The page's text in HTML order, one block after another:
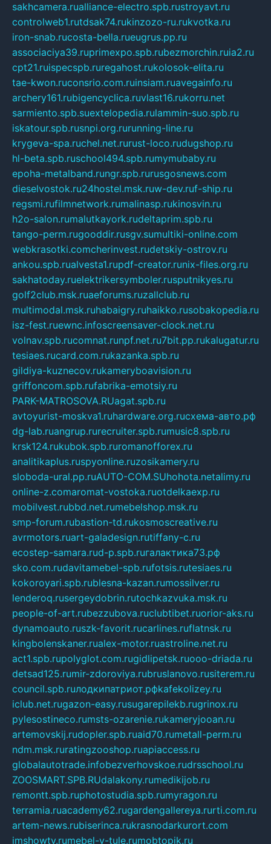
sakhcamera.rualliance-electro.spb.rustroyavt.ru
controlweb1.rutdsak74.rukinzozo-ru.rukvotka.ru
iron-snab.rucosta-bella.rueugrus.pp.ru
associaciya39.ruprimexpo.spb.rubezmorchin.ruia2.ru
cpt21.ruispecspb.ruregahost.rukolosok-elita.ru
tae-kwon.ruconsrio.com.ruinsiam.ruavegainfo.ru
archery161.rubigencyclica.ruvlast16.rukorru.net
sarmiento.spb.suextelopedia.rulammin-suo.spb.ru
iskatour.spb.rusnpi.org.rurunning-line.ru
krygeva-spa.ruchel.net.rurust-loco.rudugshop.ru
hl-beta.spb.ruschool494.spb.rumymubaby.ru
epoha-metalband.rungr.spb.rurusgosnews.com
dieselvostok.ru24hostel.msk.ruw-dev.ruf-ship.ru
regsmi.rufilmnetwork.rumalinasp.rukinosvin.ru
h2o-salon.rumalutkayork.rudeltaprim.spb.ru
tango-perm.rugooddir.rusgv.sumultiki-online.com
webkrasotki.comcherinvest.rudetskiy-ostrov.ru
ankou.spb.rualvesta1.rupdf-creator.runix-files.org.ru
sakhatoday.ruelektrikersymboler.rusputnikyes.ru
golf2club.msk.ruaeforums.ruzallclub.ru
multimodal.msk.ruhabaigry.ruhaikko.rusobakopedia.ru
isz-fest.ruewnc.infoscreensaver-clock.net.ru
volnav.spb.rucomnat.runpf.net.ru7bit.pp.rukalugatur.ru
tesiaes.rucard.com.rukazanka.spb.ru
gildiya-kuznecov.rukameryboavision.ru
griffoncom.spb.rufabrika-emotsiy.ru
PARK-MATROSOVA.RUagat.spb.ru
avtoyurist-moskva1.ruhardware.org.ruсхема-авто.рф
dg-lab.ruangrup.rurecruiter.spb.rumusic8.spb.ru
krsk124.rukubok.spb.ruromanofforex.ru
analitikaplus.ruspyonline.ruzosikamery.ru
sloboda-ural.pp.ruAUTO-COM.SUhohota.netalimy.ru
online-z.comaromat-vostoka.ruotdelkaexp.ru
mobilvest.rubbd.net.rumebelshop.msk.ru
smp-forum.rubastion-td.rukosmoscreative.ru
avrmotors.ruart-galadesign.rutiffany-c.ru
ecostep-samara.rud-p.spb.ruгалактика73.рф
sko.com.rudavitamebel-spb.rufotsis.rutesiaes.ru
kokoroyari.spb.rublesna-kazan.rumossilver.ru
lenderoq.rusergeydobrin.rutochkazvuka.msk.ru
people-of-art.rubezzubova.ruclubtibet.ruorior-aks.ru
dynamoauto.ruszk-favorit.rucarlines.ruflatnsk.ru
kingbolenskaner.rualex-motor.ruastroline.net.ru
act1.spb.rupolyglot.com.rugidlipetsk.ruooo-driada.ru
detsad125.rumir-zdoroviya.rubruslanovo.rusiterem.ru
council.spb.ruлодкипатриот.рфkafekolizey.ru
iclub.net.rugazon-easy.rusugarepilekb.rugrinox.ru
pylesostineco.rumsts-ozarenie.rukameryjooan.ru
artemovskij.rudopler.spb.ruaid70.rumetall-perm.ru
ndm.msk.ruratingzooshop.ruapiaccess.ru
globalautotrade.infobezverhovskoe.rudrsschool.ru
ZOOSMART.SPB.RUdalakony.rumedikijob.ru
remontt.spb.ruphotostudia.spb.rumyragon.ru
terramia.ruacademy62.rugardengallereya.rurti.com.ru
artem-news.rubiserinca.rukrasnodarkurort.com
imshowtv.rumebel-v-tule.rumobtopik.ru